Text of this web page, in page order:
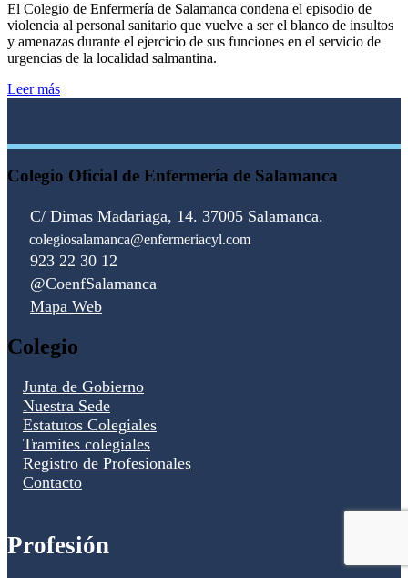
El Colegio de Enfermería de Salamanca condena el episodio de
violencia al personal sanitario que vuelve a ser el blanco de insultos
y amenazas durante el ejercicio de sus funciones en el servicio de
urgencias de la localidad salmantina.
Leer más
Colegio Oficial de Enfermería de Salamanca
C/ Dimas Madariaga, 14. 37005 Salamanca.
colegiosalamanca@enfermeriacyl.com
923 22 30 12
@CoenfSalamanca
Mapa Web
Colegio
Junta de Gobierno
Nuestra Sede
Estatutos Colegiales
Tramites colegiales
Registro de Profesionales
Contacto
Profesión